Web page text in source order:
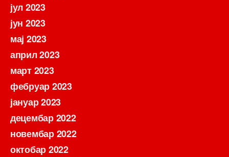
јул 2023
јун 2023
мај 2023
април 2023
март 2023
фебруар 2023
јануар 2023
децембар 2022
новембар 2022
октобар 2022